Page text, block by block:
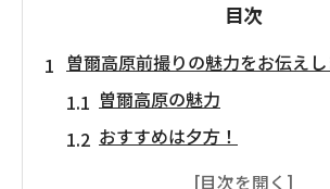
目次
曽爾高原前撮りの魅力をお伝えし
曽爾高原の魅力
おすすめは夕方！
おすすめ時期